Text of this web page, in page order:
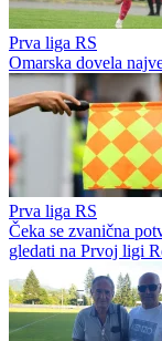
Prva liga RS
Omarska dovela
Prva liga RS
Čeka se zvanična
gledati na Prvoj ligi